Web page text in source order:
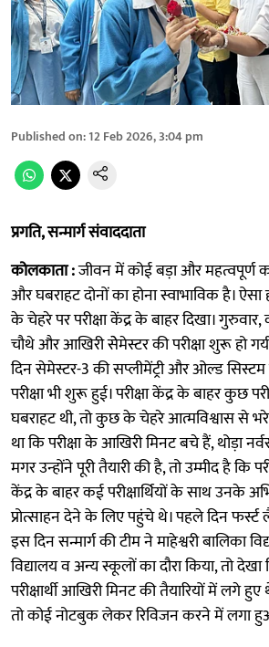
Published on:12 Feb 2026, 3:04 pm
प्रगति, सन्मार्ग संवाददाता
कोलकाता :जीवन में कोई बड़ा और महत्वपूर्ण
और घबराहट दोनों का होना स्वाभाविक है। ऐसा
के चेहरे पर परीक्षा केंद्र के बाहर दिखा।
चौथे और आखिरी सेेमेस्टर की परीक्षा शुरू हो
दिन सेमेस्टर-3 की सप्लीमेंट्री और ओल्ड
परीक्षा भी शुरू हुई। परीक्षा केंद्र के बाहर कुछ
घबराहट थी, तो कुछ के चेहरे आत्मविश्वास से
था कि परीक्षा के आखिरी मिनट बचे हैं, थोड़ा
मगर उन्होंने पूरी तैयारी की है, तो उम्मीद है कि
केंद्र के बाहर कई परीक्षार्थियों के साथ उनके
प्रोत्साहन देने के लिए पहुंचे थे। पहले दिन फर्स्ट
इस दिन सन्मार्ग की टीम ने माहेश्वरी बालिका
विद्यालय व अन्य स्कूलों का दौरा किया, तो
परीक्षार्थी आखिरी मिनट की तैयारियों में लगे हुए
तो कोई नोटबुक लेकर रिविजन करने में लगा